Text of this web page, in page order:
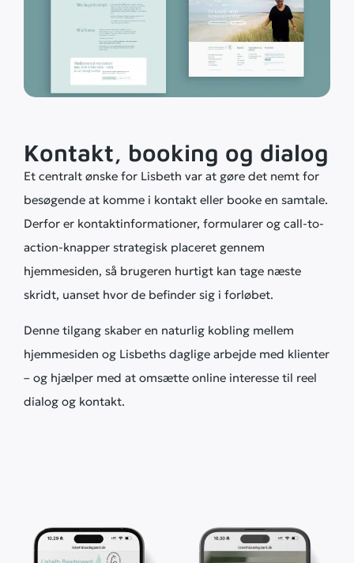
Kontakt, booking og dialog
Et centralt ønske for Lisbeth var at gøre det nemt for
besøgende at komme i kontakt eller booke en samtale.
Derfor er kontaktinformationer, formularer og call-to-
action-knapper strategisk placeret gennem
hjemmesiden, så brugeren hurtigt kan tage næste
skridt, uanset hvor de befinder sig i forløbet.
Denne tilgang skaber en naturlig kobling mellem
hjemmesiden og Lisbeths daglige arbejde med klienter
– og hjælper med at omsætte online interesse til reel
dialog og kontakt.